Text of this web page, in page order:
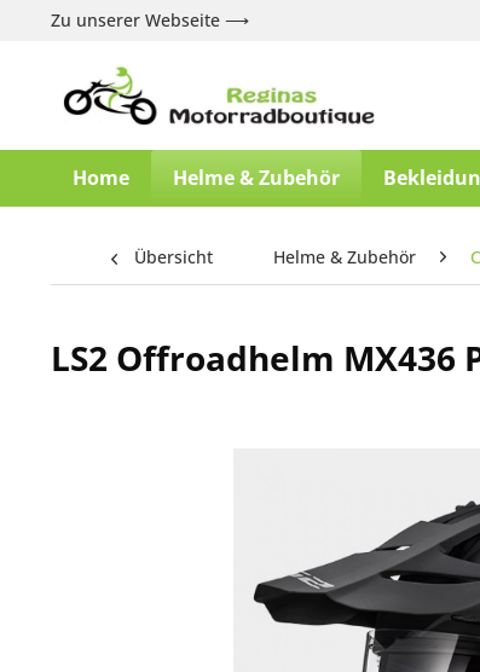
Zu unserer Webseite ⟶
Home Helme & Zubehör
Übersicht Helme & Zubehör
LS2 Offroadhelm MX436